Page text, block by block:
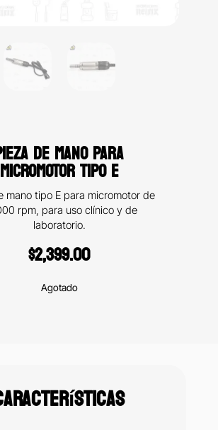
DE MANO PARA
MICROMOTOR TIPO E
mano tipo E para micromotor de
rpm, para uso clínico y de
laboratorio.
$2,399.00
Agotado